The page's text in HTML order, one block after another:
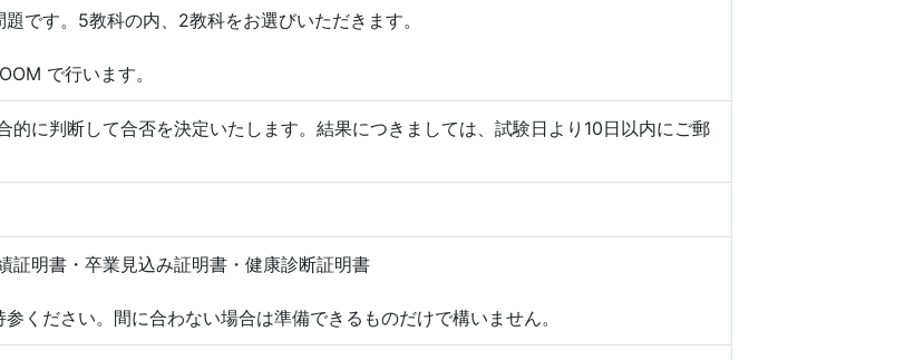
です。5教科の内、2教科をお選びいただきます。
で行います。
的に判断して合否を決定いたします。結果につきましては、試験日より10日以内にご郵
証明書・卒業見込み証明書・健康診断証明書
ください。間に合わない場合は準備できるものだけで構いません。